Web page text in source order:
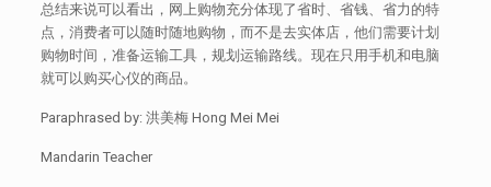
总结来说可以看出，网上购物充分体现了省时、省钱、省力的特
点，消费者可以随时随地购物，而不是去实体店，他们需要计划
购物时间，准备运输工具，规划运输路线。现在只用手机和电脑
就可以购买心仪的商品。
Paraphrased by: 洪美梅 Hong Mei Mei
Mandarin Teacher